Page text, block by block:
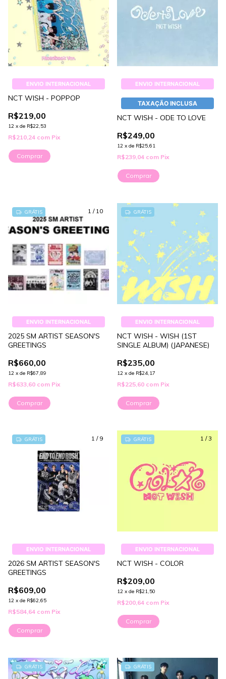
ENVIO INTERNACIONAL
NCT WISH - POPPOP
R$219,00
12 x de R$22,53
R$210,24 com Pix
Comprar
ENVIO INTERNACIONAL
TAXAÇÃO INCLUSA
NCT WISH - ODE TO LOVE
R$249,00
12 x de R$25,61
R$239,04 com Pix
Comprar
1 / 10
GRÁTIS
ENVIO INTERNACIONAL
2025 SM ARTIST SEASON'S
GREETINGS
R$660,00
12 x de R$67,89
R$633,60 com Pix
Comprar
GRÁTIS
ENVIO INTERNACIONAL
NCT WISH - WISH (1ST
SINGLE ALBUM) (JAPANESE)
R$235,00
12 x de R$24,17
R$225,60 com Pix
Comprar
1 / 9
GRÁTIS
ENVIO INTERNACIONAL
2026 SM ARTIST SEASON'S
GREETINGS
R$609,00
12 x de R$62,65
R$584,64 com Pix
Comprar
1 /3
GRÁTIS
ENVIO INTERNACIONAL
NCT WISH - COLOR
R$209,00
12 x de R$21,50
R$200,64 com Pix
Comprar
1/4
GRÁTIS GRÁTIS